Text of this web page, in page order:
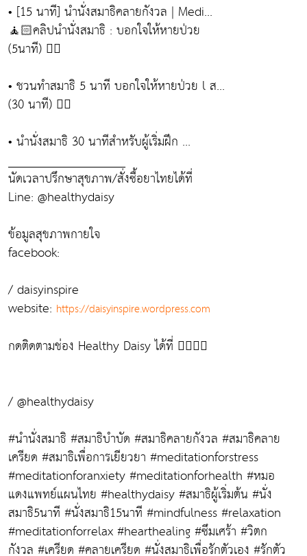
• [15 นาที] นำนั่งสมาธิคลายกังวล | Medi...
🧘🏻คลิปนำนั่งสมาธิ : บอกใจให้หายป่วย
(5นาที) 👉🏻
• ชวนทำสมาธิ 5 นาที บอกใจให้หายป่วย l ส...
(30 นาที) 👉🏻
• นำนั่งสมาธิ 30 นาทีสำหรับผู้เริ่มฝึก ...
นัดเวลาปรึกษาสุขภาพ/สั่งซื้อยาไทยได้ที่
Line: @healthydaisy
ข้อมูลสุขภาพกายใจ
facebook:
/ daisyinspire
website: https://daisyinspire.wordpress.com
กดติดตามช่อง Healthy Daisy ได้ที่ 👇🏻👇🏻
/ @healthydaisy
#นำนั่งสมาธิ #สมาธิบำบัด #สมาธิคลายกังวล #สมาธิคลาย
เครียด #สมาธิเพื่อการเยียวยา #meditationforstress
#meditationforanxiety #meditationforhealth #หมอ
แดงแพทย์แผนไทย #healthydaisy #สมาธิผู้เริ่มต้น #นั่ง
สมาธิ5นาที #นั่งสมาธิ15นาที #mindfulness #relaxation
#meditationforrelax #hearthealing #ซึมเศร้า #วิตก
กังวล #เครียด #คลายเครียด #นั่งสมาธิเพื่อรักตัวเอง #รักตัว